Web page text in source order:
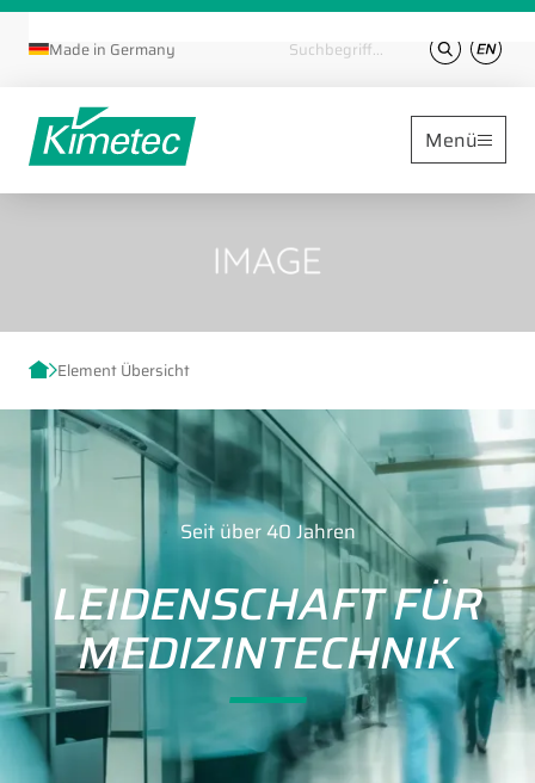
Made in Germany Suchbegriffe
Menü
Element Übersicht
Seit über 40 Jahren
LEIDENSCHAFT FÜR
MEDIZINTECHNIK